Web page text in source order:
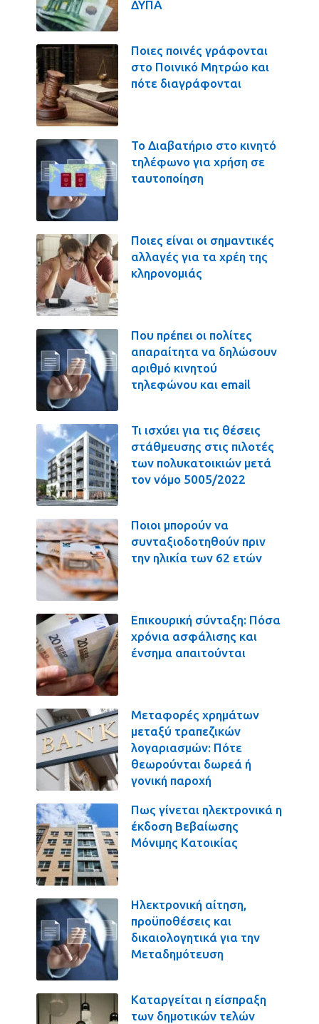
ΔΥΠΑ
Ποιες ποινές γράφονται
στο Ποινικό Μητρώο και
πότε διαγράφονται
Το Διαβατήριο στο κινητό
τηλέφωνο για χρήση σε
ταυτοποίηση
Ποιες είναι οι σημαντικές
αλλαγές για τα χρέη της
κληρονομιάς
Που πρέπει οι πολίτες
απαραίτητα να δηλώσουν
αριθμό κινητού
τηλεφώνου και email
Τι ισχύει για τις θέσεις
στάθμευσης στις πιλοτές
των πολυκατοικιών μετά
τον νόμο 5005/2022
Ποιοι μπορούν να
συνταξιοδοτηθούν πριν
την ηλικία των 62 ετών
Επικουρική σύνταξη: Πόσα
χρόνια ασφάλισης και
ένσημα απαιτούνται
Μεταφορές χρημάτων
μεταξύ τραπεζικών
λογαριασμών: Πότε
θεωρούνται δωρεά ή
γονική παροχή
Πως γίνεται ηλεκτρονικά η
έκδοση Βεβαίωσης
Μόνιμης Κατοικίας
Ηλεκτρονική αίτηση,
προϋποθέσεις και
δικαιολογητικά για την
Μεταδημότευση
Καταργείται η είσπραξη
των δημοτικών τελών